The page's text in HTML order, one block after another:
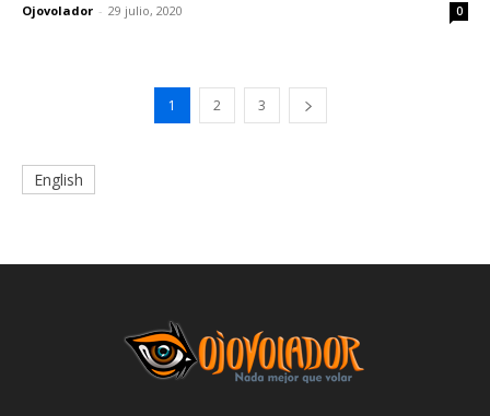
Ojovolador - 29 julio, 2020 0
1 2 3
English